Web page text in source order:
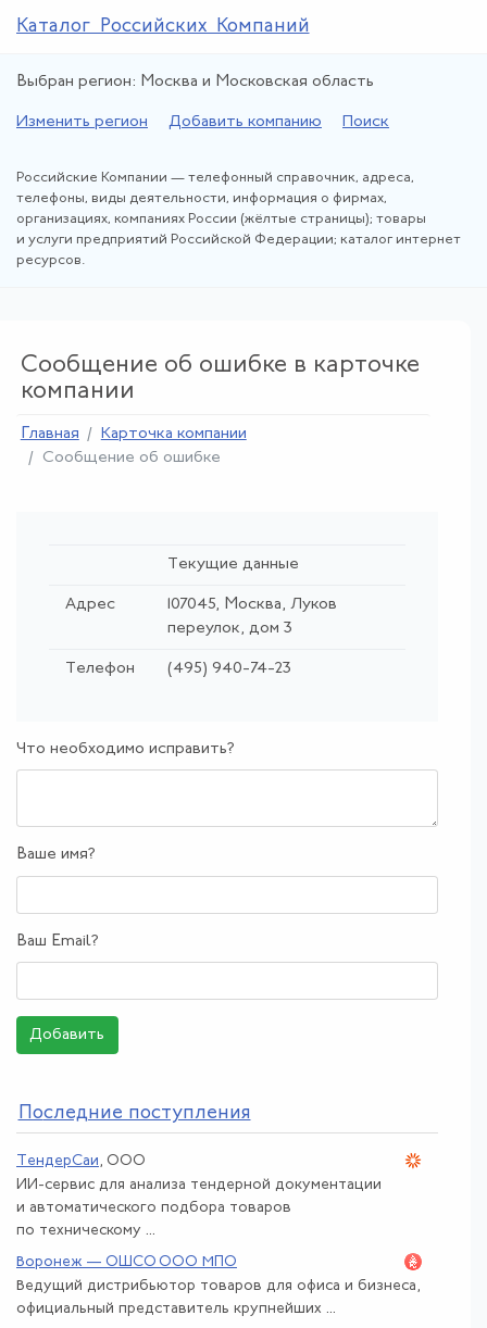
Каталог Российских Компаний
Выбран регион: Москва и Московская область
Изменить регион Добавить компанию Поиск
Российские Компании — телефонный справочник, адреса,
телефоны, виды деятельности, информация о фирмах,
организациях, компаниях России (жёлтые страницы); товары
и услуги предприятий Российской Федерации; каталог интернет
ресурсов.
Сообщение об ошибке в карточке
компании
Главная
Карточка компании
Сообщение об ошибке
Текущие данные
Адрес
107045, Москва, Луков
переулок, дом 3
Телефон (495) 940-74-23
Что необходимо исправить?
Ваше имя?
Ваш Email?
Добавить
Последние поступления
ТендерСаи, ООО
ИИ-сервис для анализа тендерной документации
и автоматического подбора товаров
по техническому ...
Воронеж — ОШСО ООО МПО
Ведущий дистрибьютор товаров для офиса и бизнеса,
официальный представитель крупнейших ...